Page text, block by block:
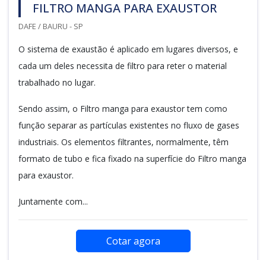
FILTRO MANGA PARA EXAUSTOR
DAFE / BAURU - SP
O sistema de exaustão é aplicado em lugares diversos, e
cada um deles necessita de filtro para reter o material
trabalhado no lugar.
Sendo assim, o Filtro manga para exaustor tem como
função separar as partículas existentes no fluxo de gases
industriais. Os elementos filtrantes, normalmente, têm
formato de tubo e fica fixado na superfície do Filtro manga
para exaustor.
Juntamente com...
Cotar agora